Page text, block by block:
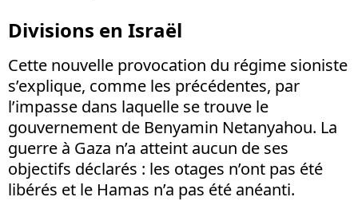
Divisions en Israël
Cette nouvelle provocation du régime sioniste
s’explique, comme les précédentes, par
l’impasse dans laquelle se trouve le
gouvernement de Benyamin Netanyahou. La
guerre à Gaza n’a atteint aucun de ses
objectifs déclarés : les otages n’ont pas été
libérés et le Hamas n’a pas été anéanti.